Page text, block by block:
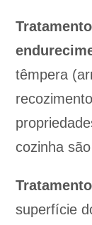
têmpera
cozinha
superfície